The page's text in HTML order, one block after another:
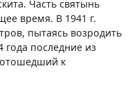
Часть святынь
время. В 1941 г.
пытаясь возродить
года последние из
отошедший к